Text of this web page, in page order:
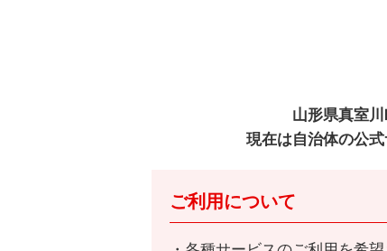
山形県真室
現在は自治体の公
ご利用について